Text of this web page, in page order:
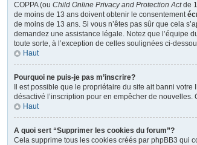
COPPA (ou Child Online Privacy and Protection Actde
de moins de 13 ans doivent obtenir le consentement
de moins de 13 ans. Si vous n’êtes pas sûr que cela
demandez une assistance légale. Notez que l’équipe
toute sorte, à l’exception de celles soulignées ci-
Haut
Pourquoi ne puis-je pas m’inscrire?
Il est possible que le propriétaire du site ait banni
désactivé l’inscription pour en empêcher de
Haut
A quoi sert “Supprimer les cookies du forum”?
Cela supprime tous les cookies créés par phpBB3 qui